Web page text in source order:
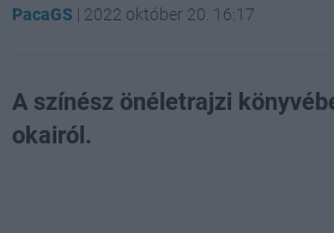
PacaGS | 2022 október 20. 16:17
A színész önéletrajzi
okairól.